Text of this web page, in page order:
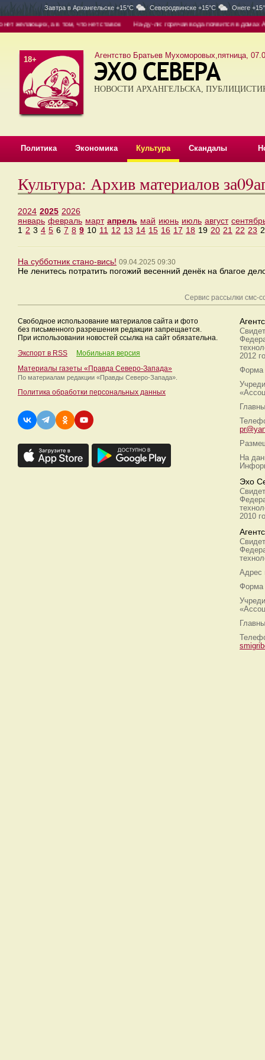
Завтра в Архангельске +15°C Северодвинске +15°C Онеге
желающих, а в том, что нет ставок На-ду-ли: горячая вода появится в домах
18+ Агентство Братьев Мухоморовых,пятница,
НОВОСТИ АРХАНГЕЛЬСКА,
Политика Экономика Культура Скандалы
Культура: Архив материалов
2024 2025 2026
январь февраль март апрель май июнь июль август
1 2 3 4 5 6 7 8 9 10 11 12 13 14 15 16 17 18 19 20 21 22 23
На субботник стано-вись! 09.04.2025 09:30
Не ленитесь потратить погожий весенний денёк на благое
Сервис рассылки смс-
Свободное использование материалов сайта и фото
без письменного разрешения редакции запрещается.
При использовании новостей ссылка на сайт обязательна.
Экспорт в RSS
Мобильная версия
Материалы газеты «Правда Северо-Запада»
По материалам редакции «Правды Северо-Запада».
Политика обработки персональных данных
2012
Форма
На
Эхо
2010
Адрес
Форма